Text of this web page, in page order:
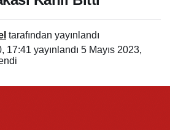
tarafından yayınlandı
17:41 yayınlandı 5 Mayıs 2023,